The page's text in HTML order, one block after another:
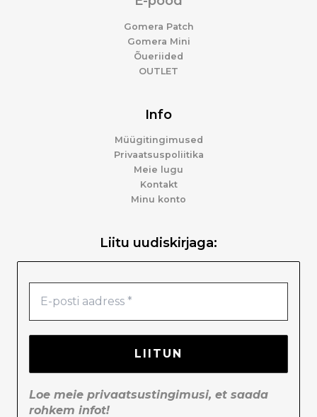
Gomera Patch
Gomera Mini
Õueriided
OUTLET
Info
Müügitingimused
Privaatsuspoliitika
Meie lugu
Kontakt
Minu konto
Liitu uudiskirjaga:
Loe meie privaatsustingimusi, et saada
rohkem infot!